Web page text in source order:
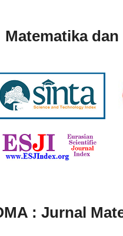
: Jurnal